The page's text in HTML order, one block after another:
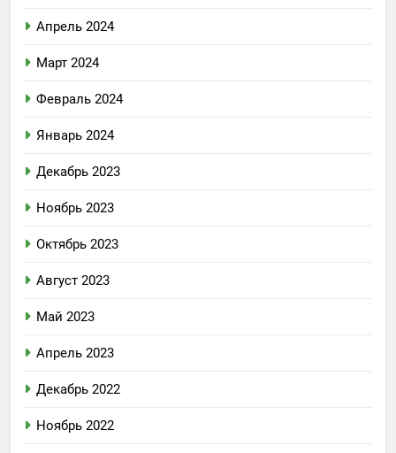
Апрель 2024
Март 2024
Февраль 2024
Январь 2024
Декабрь 2023
Ноябрь 2023
Октябрь 2023
Август 2023
Май 2023
Апрель 2023
Декабрь 2022
Ноябрь 2022